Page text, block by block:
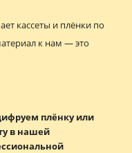
кассеты и плёнки по
к нам — это
плёнку или
в нашей